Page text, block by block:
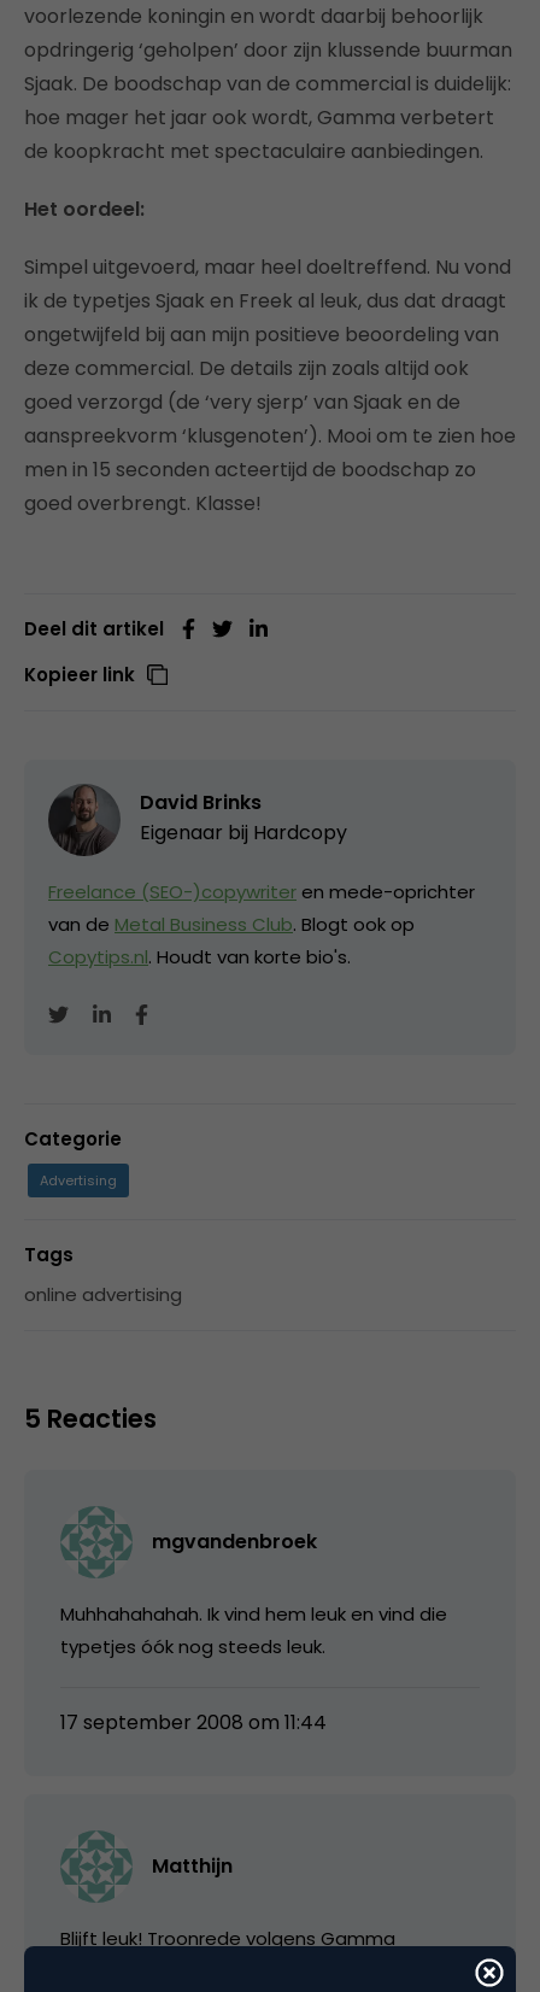
voorlezende koningin en wordt daarbij behoorlijk
opdringerig ‘geholpen’ door zijn klussende buurman
Sjaak. De boodschap van de commercial is duidelijk:
hoe mager het jaar ook wordt, Gamma verbetert
de koopkracht met spectaculaire aanbiedingen.
Het oordeel:
Simpel uitgevoerd, maar heel doeltreffend. Nu vond
ik de typetjes Sjaak en Freek al leuk, dus dat draagt
ongetwijfeld bij aan mijn positieve beoordeling van
deze commercial. De details zijn zoals altijd ook
goed verzorgd (de ‘very sjerp’ van Sjaak en de
aanspreekvorm ‘klusgenoten’). Mooi om te zien hoe
men in 15 seconden acteertijd de boodschap zo
goed overbrengt. Klasse!
Deel dit artikel
Kopieer link
David Brinks
Eigenaar bij Hardcopy
Freelance (SEO-)copywriter en mede-oprichter
van de Metal Business Club. Blogt ook op
Copytips.nl. Houdt van korte bio's.
Categorie
Advertising
Tags
online advertising
5 Reacties
mgvandenbroek
Muhhahahahah. Ik vind hem leuk en vind die
typetjes óók nog steeds leuk.
17 september 2008 om 11:44
Matthijn
Blijft leuk! Troonrede volgens Gamma